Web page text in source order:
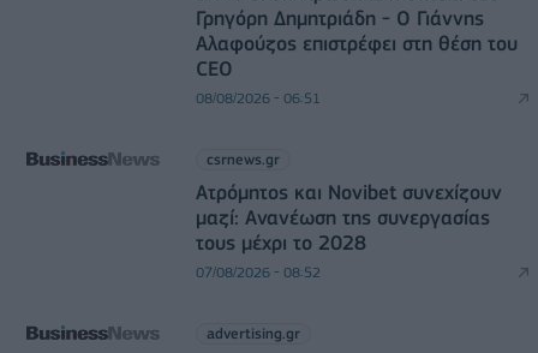
Γρηγόρη Δημητριάδη - Ο Γιάννης
Αλαφούζος επιστρέφει στη θέση του
CEO
08/08/2026 - 06:51
csrnews.gr
Ατρόμητος και Novibet συνεχίζουν
μαζί: Ανανέωση της συνεργασίας
τους μέχρι το 2028
07/08/2026 - 08:52
advertising.gr